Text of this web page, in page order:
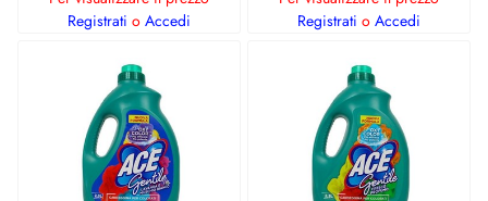
Registrati o Accedi
Registrati o Accedi